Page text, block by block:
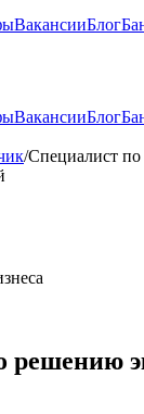
ВакансииБлог
ВакансииБлог
/Специалист
решению